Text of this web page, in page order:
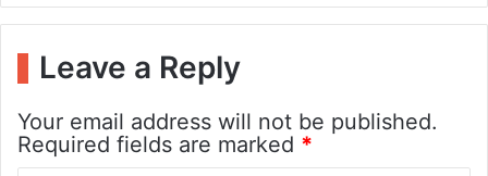
Leave a Reply
Your email address will not be published.
Required fields are marked *